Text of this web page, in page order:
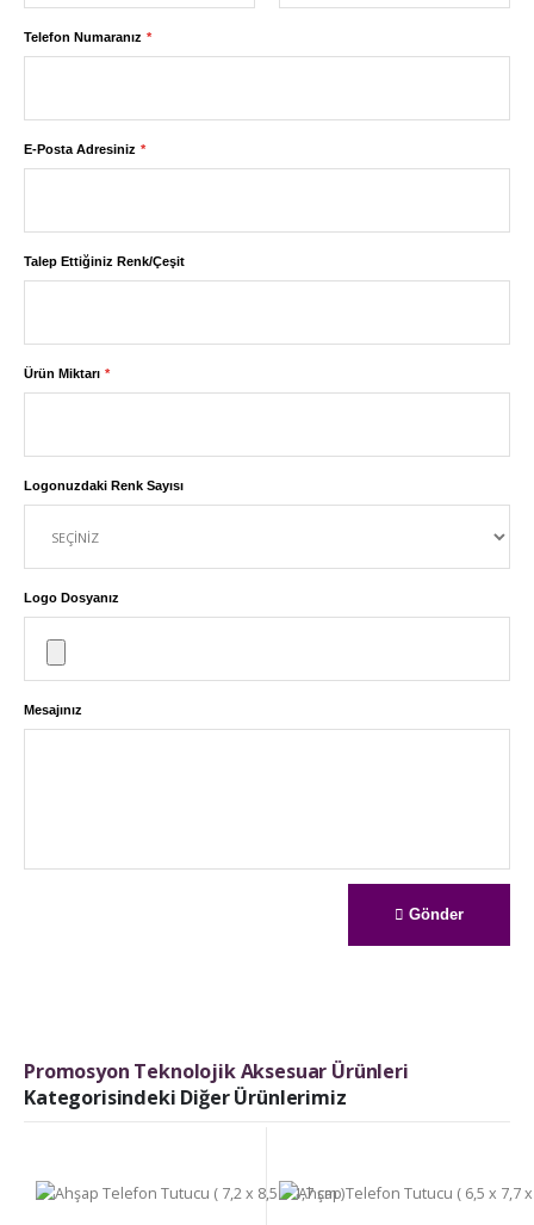
Telefon Numaranız
E-Posta Adresiniz
Talep Ettiğiniz Renk/Çeşit
Ürün Miktarı
Logonuzdaki Renk Sayısı
Logo Dosyanız
Mesajınız
Gönder
Promosyon Teknolojik Aksesuar Ürünleri
Kategorisindeki Diğer Ürünlerimiz